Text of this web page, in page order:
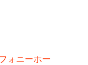
ォニーホー